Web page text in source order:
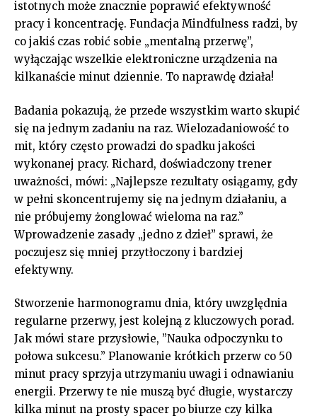
istotnych może znacznie poprawić⁤ efektywność
pracy i koncentrację. Fundacja Mindfulness radzi, by
co jakiś⁢ czas robić sobie „mentalną przerwę”,
wyłączając wszelkie elektroniczne urządzenia⁣ na
⁣kilkanaście minut dziennie. To​ naprawdę działa!
Badania pokazują, że przede wszystkim warto skupić
się na jednym zadaniu na raz. Wielozadaniowość⁢ to
mit,⁢ który często prowadzi do spadku jakości
wykonanej pracy. Richard,⁢ doświadczony ​trener
uważności, mówi:‍ „Najlepsze rezultaty osiągamy, gdy
w pełni skoncentrujemy się na jednym działaniu, a
nie próbujemy żonglować wieloma na raz.”
⁢Wprowadzenie zasady „jedno ‍z dzieł” sprawi, że
poczujesz się mniej przytłoczony ⁣i bardziej
efektywny.
Stworzenie ⁣harmonogramu ‍dnia, ‌który uwzględnia
regularne przerwy, jest kolejną z kluczowych porad.
Jak mówi‌ stare przysłowie, ⁣”Nauka odpoczynku to
połowa sukcesu.”​ Planowanie⁤ krótkich przerw co 50
minut‌ pracy sprzyja ⁢utrzymaniu uwagi i ‌odnawianiu
energii. Przerwy te nie muszą być⁣ długie, wystarczy
kilka minut ‍na prosty ⁤spacer po biurze czy kilka